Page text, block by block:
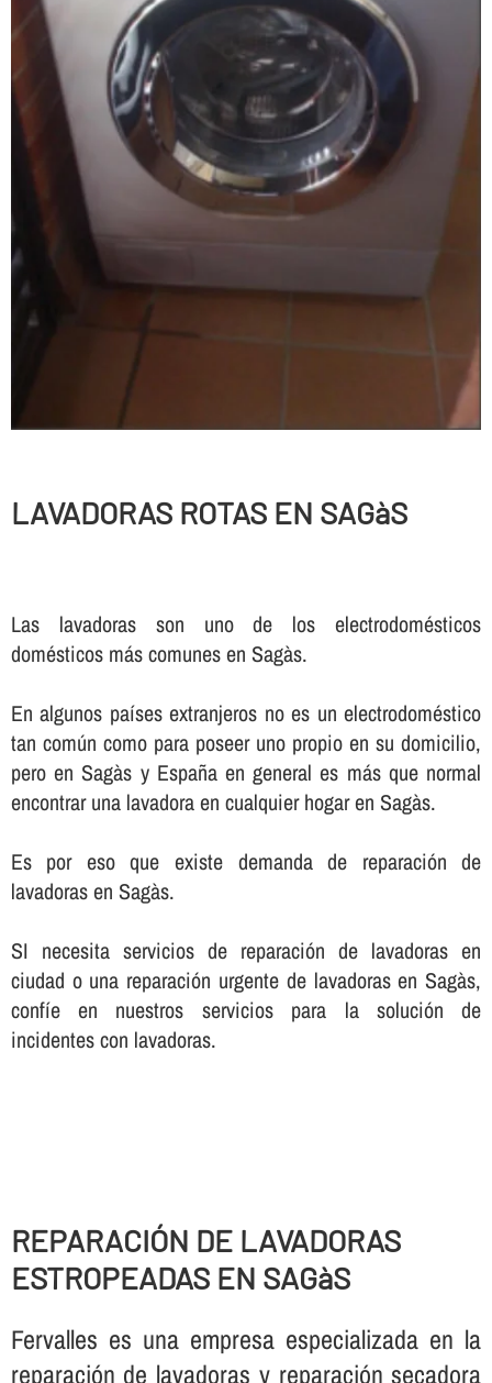
LAVADORAS ROTAS EN SAGàS
Las lavadoras son uno de los electrodomésticos
domésticos más comunes en Sagàs.
En algunos paí­ses extranjeros no es un electrodoméstico
tan común como para poseer uno propio en su domicilio,
pero en Sagàs y España en general es más que normal
encontrar una lavadora en cualquier hogar en Sagàs.
Es por eso que existe demanda de reparación de
lavadoras en Sagàs.
SI necesita servicios de reparación de lavadoras en
ciudad o una reparación urgente de lavadoras en Sagàs,
confí­e en nuestros servicios para la solución de
incidentes con lavadoras.
REPARACIÓN DE LAVADORAS
ESTROPEADAS EN SAGàS
Fervalles es una empresa especializada en la
reparación de lavadoras y reparación secadora